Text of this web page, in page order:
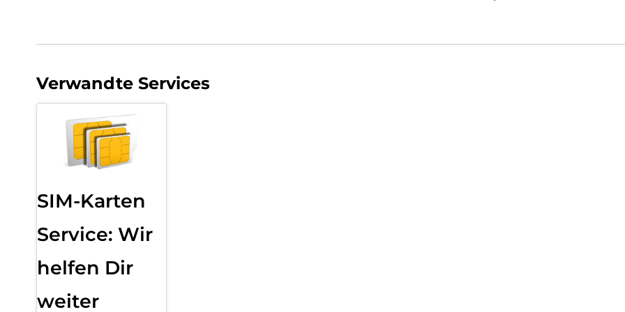
Verwandte Services
SIM-Karten
Service: Wir
helfen Dir
weiter